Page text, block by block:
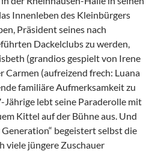
Innenleben des Kleinbürgers
Präsident seines nach
Dackelclubs zu werden,
(grandios gespielt von Irene
Carmen (aufreizend frech: Luana
familiäre Aufmerksamkeit zu
lebt seine Paraderolle mit
Kittel auf der Bühne aus. Und
begeistert selbst die
viele jüngere Zuschauer